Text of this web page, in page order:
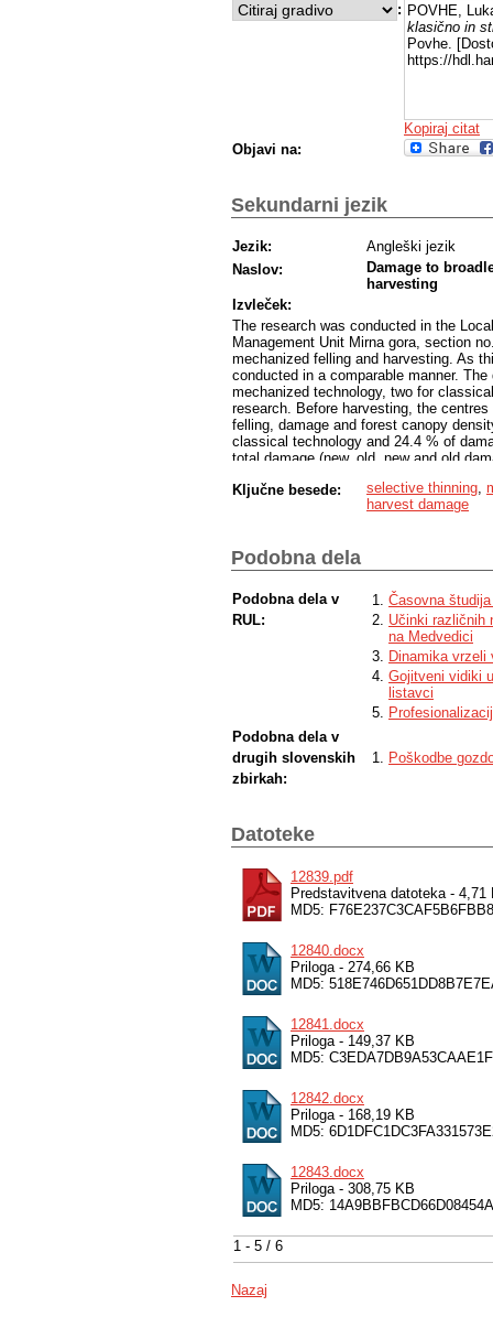
: POVHE,
klasično in
Povhe.
https://
Kopiraj citat
Objavi na:
Sekundarni jezik
Jezik:
Angleški jezik
Naslov:
Damage to
harvesting
Izvleček:
The research was conducted in the
Management Unit Mirna gora, section
mechanized felling and harvesting. As
conducted in a comparable manner.
mechanized technology, two for
research. Before harvesting, the
felling, damage and forest canopy
classical technology and 24.4 % of
total damage (new, old, new and old
damage was found on tree trunks, in
trunks, too. The study found that
with the results of foreign research
Slovenia.
Ključne besede: selective thinning
harvest damage
Podobna dela
Podobna dela v
RUL:
Časovna
Učinki različnih
na Medvedici
Dinamika vrzeli
Gojitveni vidiki
listavci
Podobna dela v
drugih slovenskih
zbirkah:
Poškodbe
Datoteke
12839.pdf
Predstavitvena datoteka - 4,71
MD5:
12840.docx
Priloga - 274,66 KB
MD5:
12841.docx
Priloga - 149,37 KB
MD5:
12842.docx
Priloga - 168,19 KB
MD5:
12843.docx
Priloga - 308,75 KB
MD5:
1 - 5 / 6
Nazaj